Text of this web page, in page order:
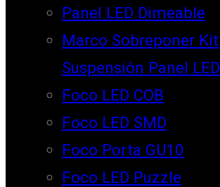
Panel LED Dimeable
Marco Sobreponer Kit
Suspensión Panel LED
Foco LED COB
Foco LED SMD
Foco Porta GU10
Foco LED Puzzle